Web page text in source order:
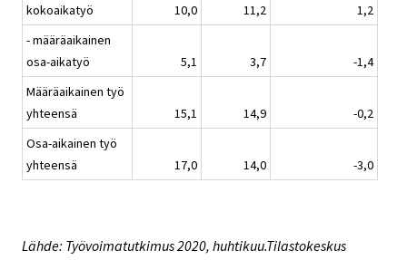
kokoaikatyö
10,0 11,2
1,2
- määräaikainen
osa-aikatyö
5,1 3,7
-1,4
Määräaikainen työ
yhteensä
15,1 14,9
-0,2
Osa-aikainen työ
yhteensä
17,0 14,0 -3,0
Lähde: Työvoimatutkimus 2020, huhtikuu.Tilastokeskus